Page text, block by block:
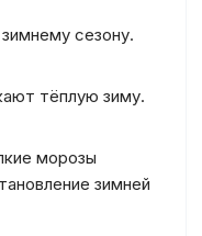
сезону.
тёплую зиму.
морозы
зимней